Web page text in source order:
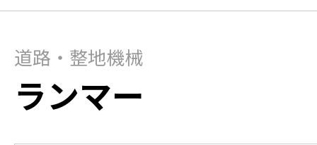
道路・整地機械
ランマー